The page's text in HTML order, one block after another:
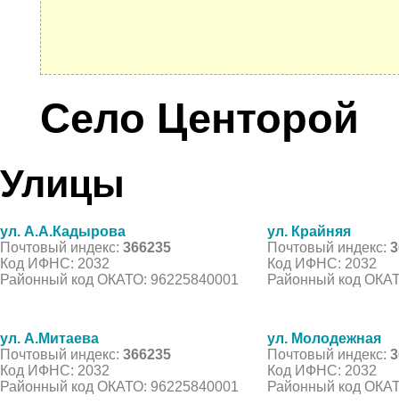
Село Центорой
Улицы
ул. А.А.Кадырова
Почтовый индекс: 366235
Код ИФНС: 2032
Районный код ОКАТО: 96225840001
ул. Крайняя
Почтовый индекс:
Код ИФНС: 2032
Районный код
ул. А.Митаева
Почтовый индекс: 366235
Код ИФНС: 2032
Районный код ОКАТО: 96225840001
ул. Молодежная
Почтовый индекс:
Код ИФНС: 2032
Районный код